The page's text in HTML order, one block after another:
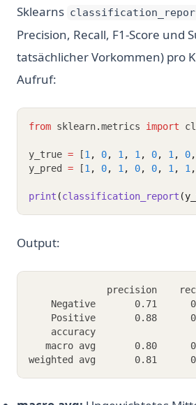
Sklearns
Precision, Recall, F1-Score und
tatsächlicher Vorkommen) pro
Aufruf:
from sklearn.metrics import
y_true = [1 , 0, 1 , 1 , 0, 1 , 0,
y_pred = [1 , 0, 1 , 0, 0, 1 , 1 ,
print (classification_report
Output:
precision
Negative       0.71
Positive       0.88
accuracy
macro avg       0.80
weighted avg       0.81